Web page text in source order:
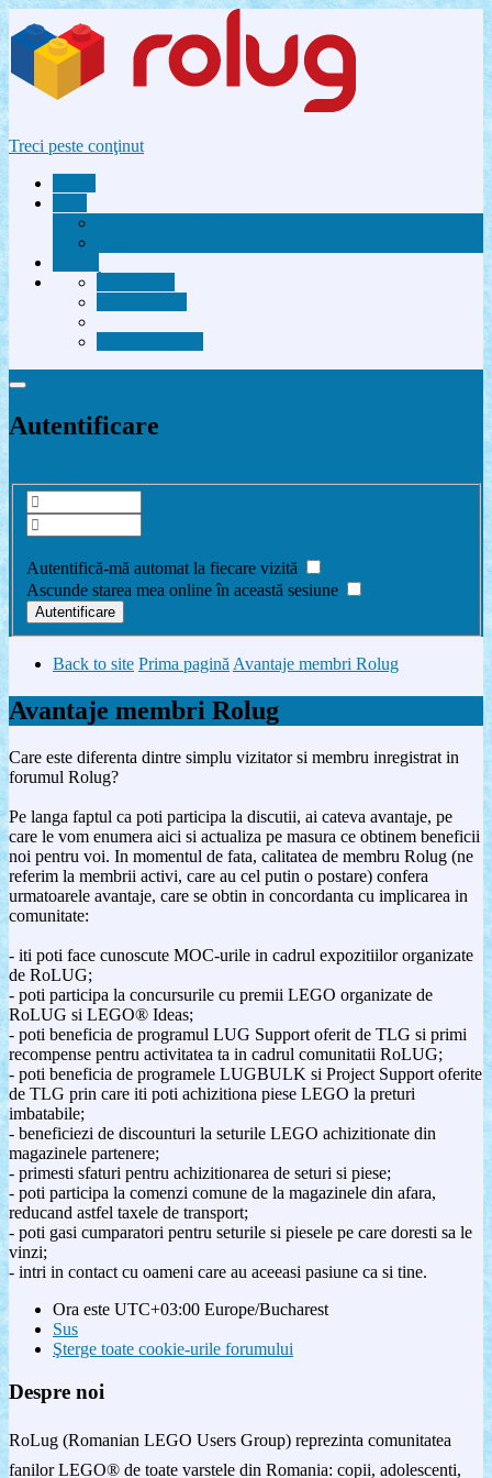
Treci peste conţinut
Autentificare
Autentifică-mă automat la fiecare vizită
Ascunde starea mea online în această sesiune
Back to site Prima paginăAvantaje membri Rolug
Avantaje membri Rolug
Care este diferenta dintre simplu vizitator si membru inregistrat in
forumul Rolug?
Pe langa faptul ca poti participa la discutii, ai cateva avantaje, pe
care le vom enumera aici si actualiza pe masura ce obtinem beneficii
noi pentru voi. In momentul de fata, calitatea de membru Rolug (ne
referim la membrii activi, care au cel putin o postare) confera
urmatoarele avantaje, care se obtin in concordanta cu implicarea in
comunitate:
- iti poti face cunoscute MOC-urile in cadrul expozitiilor organizate
de RoLUG;
- poti participa la concursurile cu premii LEGO organizate de
RoLUG si LEGO® Ideas;
- poti beneficia de programul LUG Support oferit de TLG si primi
recompense pentru activitatea ta in cadrul comunitatii RoLUG;
- poti beneficia de programele LUGBULK si Project Support oferite
de TLG prin care iti poti achizitiona piese LEGO la preturi
imbatabile;
- beneficiezi de discounturi la seturile LEGO achizitionate din
magazinele partenere;
- primesti sfaturi pentru achizitionarea de seturi si piese;
- poti participa la comenzi comune de la magazinele din afara,
reducand astfel taxele de transport;
- poti gasi cumparatori pentru seturile si piesele pe care doresti sa le
vinzi;
- intri in contact cu oameni care au aceeasi pasiune ca si tine.
Ora este UTC+03:00 Europe/Bucharest
Sus
Şterge toate cookie-urile forumului
Despre noi
RoLug (Romanian LEGO Users Group) reprezinta comunitatea
fanilor LEGO® de toate varstele din Romania: copii, adolescenti,